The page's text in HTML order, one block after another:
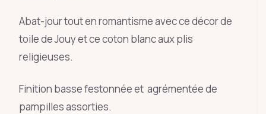
Abat-jour tout en romantisme avec ce décor de
toile de Jouy et ce coton blanc aux plis
religieuses.
Finition basse festonnée et agrémentée de
pampilles assorties.